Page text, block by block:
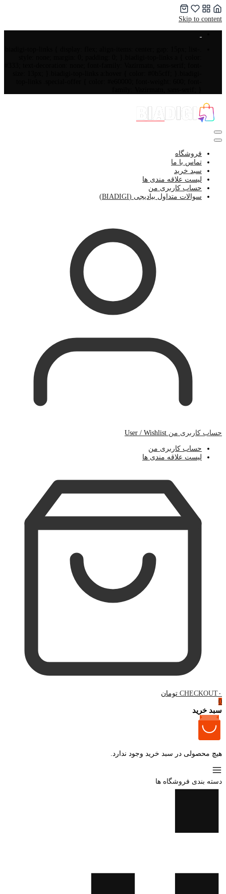
Skip to content
فروشگاه
تماس با ما
سبد خرید
لیست علاقه مندی ها
حساب کاربری من
سوالات متداول بیادیجی (BIADIGI)
حساب کاربری من User / Wishlist
حساب کاربری من
لیست علاقه مندی ها
CHECKOUT ۰ تومان
0
سبد خرید
هیچ محصولی در سبد خرید وجود ندارد.
دسته بندی فروشگاه ها